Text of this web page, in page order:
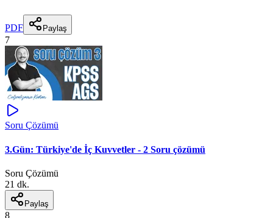
PDF Paylaş
7
Soru Çözümü
3.Gün: Türkiye'de İç Kuvvetler - 2 Soru çözümü
Soru Çözümü
21 dk.
Paylaş
8